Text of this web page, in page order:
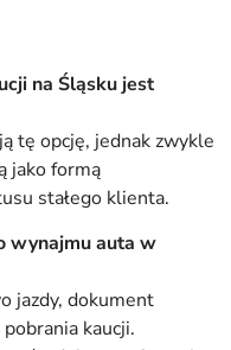
na Śląsku jest
tę opcję, jednak zwykle
jako formą
stałego klienta.
wynajmu auta w
jazdy, dokument
kaucji.